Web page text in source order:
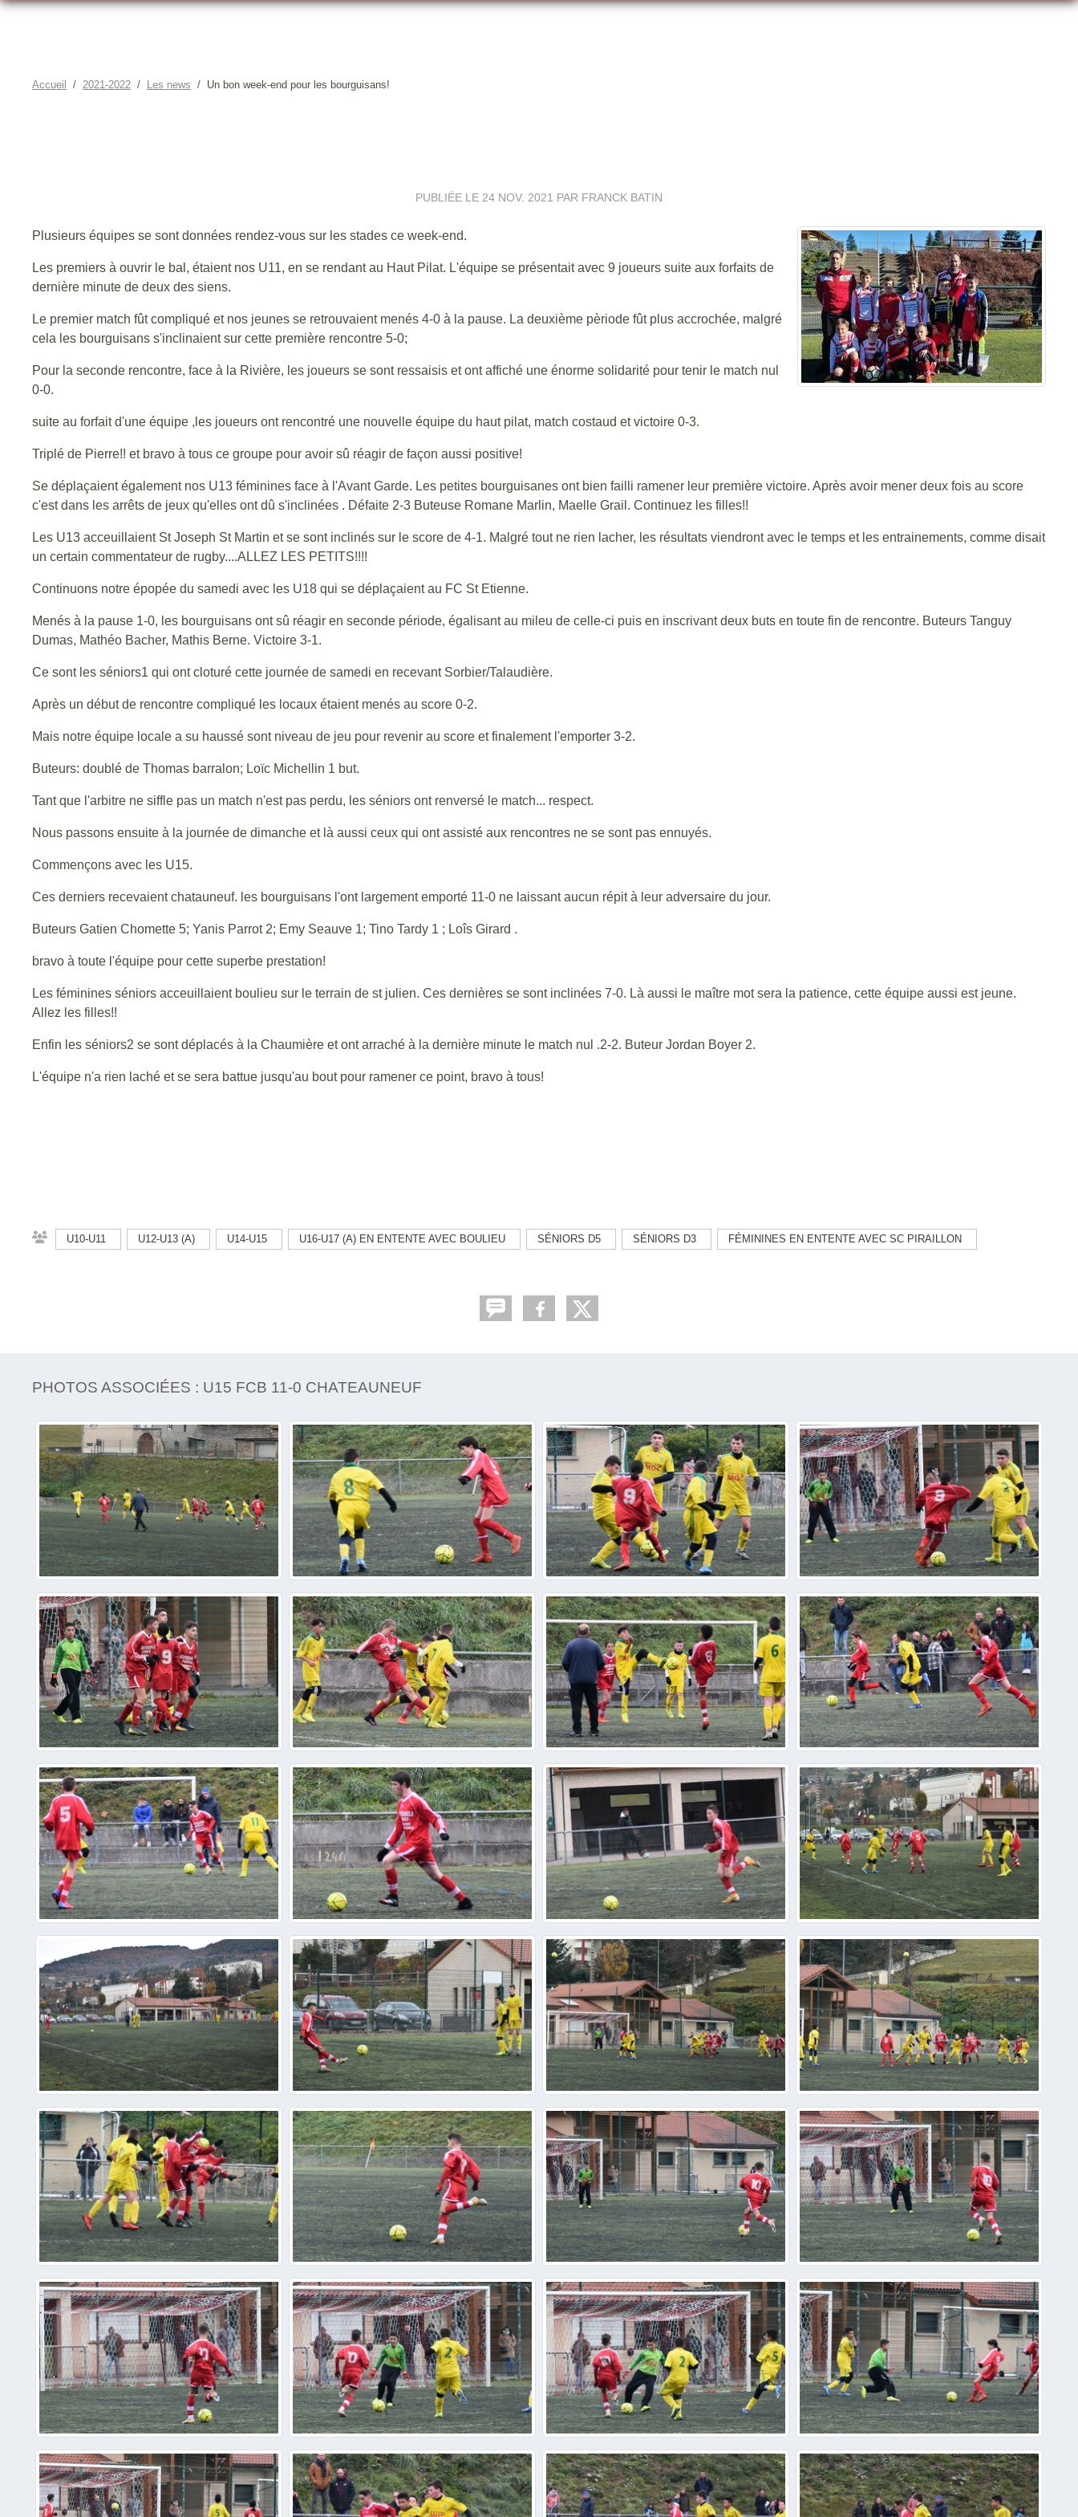
Accueil 2021-2022 Les news Un bon week-end pour les bourguisans!
PUBLIÉE LE 24 NOV. 2021 PAR FRANCK BATIN
Plusieurs équipes se sont données rendez-vous sur les stades ce week-end.
Les premiers à ouvrir le bal, étaient nos U11, en se rendant au Haut Pilat. L'équipe se présentait avec 9 joueurs suite aux forfaits de
dernière minute de deux des siens.
Le premier match fût compliqué et nos jeunes se retrouvaient menés 4-0 à la pause. La deuxième pèriode fût plus accrochée, malgré
cela les bourguisans s'inclinaient sur cette première rencontre 5-0;
Pour la seconde rencontre, face à la Rivière, les joueurs se sont ressaisis et ont affiché une énorme solidarité pour tenir le match nul
0-0.
suite au forfait d'une équipe ,les joueurs ont rencontré une nouvelle équipe du haut pilat, match costaud et victoire 0-3.
Triplé de Pierre!! et bravo à tous ce groupe pour avoir sû réagir de façon aussi positive!
Se déplaçaient également nos U13 féminines face à l'Avant Garde. Les petites bourguisanes ont bien failli ramener leur première victoire. Après avoir mener deux fois au score
c'est dans les arrêts de jeux qu'elles ont dû s'inclinées . Défaite 2-3 Buteuse Romane Marlin, Maelle Grail. Continuez les filles!!
Les U13 acceuillaient St Joseph St Martin et se sont inclinés sur le score de 4-1. Malgré tout ne rien lacher, les résultats viendront avec le temps et les entrainements, comme disait
un certain commentateur de rugby....ALLEZ LES PETITS!!!!
Continuons notre épopée du samedi avec les U18 qui se déplaçaient au FC St Etienne.
Menés à la pause 1-0, les bourguisans ont sû réagir en seconde période, égalisant au mileu de celle-ci puis en inscrivant deux buts en toute fin de rencontre. Buteurs Tanguy
Dumas, Mathéo Bacher, Mathis Berne. Victoire 3-1.
Ce sont les séniors1 qui ont cloturé cette journée de samedi en recevant Sorbier/Talaudière.
Après un début de rencontre compliqué les locaux étaient menés au score 0-2.
Mais notre équipe locale a su haussé sont niveau de jeu pour revenir au score et finalement l'emporter 3-2.
Buteurs: doublé de Thomas barralon; Loïc Michellin 1 but.
Tant que l'arbitre ne siffle pas un match n'est pas perdu, les séniors ont renversé le match... respect.
Nous passons ensuite à la journée de dimanche et là aussi ceux qui ont assisté aux rencontres ne se sont pas ennuyés.
Commençons avec les U15.
Ces derniers recevaient chatauneuf. les bourguisans l'ont largement emporté 11-0 ne laissant aucun répit à leur adversaire du jour.
Buteurs Gatien Chomette 5; Yanis Parrot 2; Emy Seauve 1; Tino Tardy 1 ; Loîs Girard .
bravo à toute l'équipe pour cette superbe prestation!
Les féminines séniors acceuillaient boulieu sur le terrain de st julien. Ces dernières se sont inclinées 7-0. Là aussi le maître mot sera la patience, cette équipe aussi est jeune.
Allez les filles!!
Enfin les séniors2 se sont déplacés à la Chaumière et ont arraché à la dernière minute le match nul .2-2. Buteur Jordan Boyer 2.
L'équipe n'a rien laché et se sera battue jusqu'au bout pour ramener ce point, bravo à tous!
U10-U11 U12-U13 (A) U14-U15 U16-U17 (A) EN ENTENTE AVEC BOULIEU SÉNIORS D5 SÉNIORS D3 FÉMININES EN ENTENTE AVEC SC PIRAILLON
PHOTOS ASSOCIÉES : U15 FCB 11-0 CHATEAUNEUF